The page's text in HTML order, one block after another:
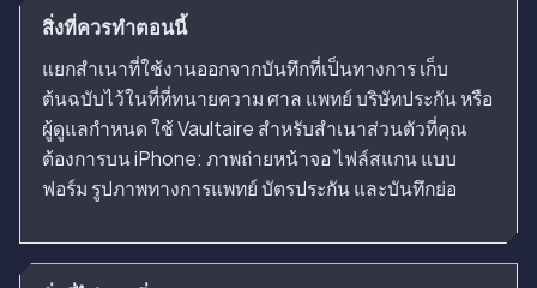
สิ่งที่ควรทำตอนนี้
แยกสำเนาที่ใช้งานออกจากบันทึกที่เป็นทางการ เก็บ
ต้นฉบับไว้ในที่ที่ทนายความ ศาล แพทย์ บริษัทประกัน หรือ
ผู้ดูแลกำหนด ใช้ Vaultaire สำหรับสำเนาส่วนตัวที่คุณ
ต้องการบน iPhone: ภาพถ่ายหน้าจอ ไฟล์สแกน แบบ
ฟอร์ม รูปภาพทางการแพทย์ บัตรประกัน และบันทึกย่อ